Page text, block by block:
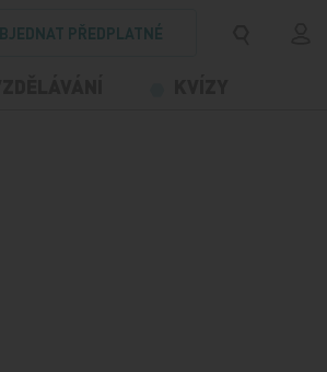
PŘEDPLATNÉ